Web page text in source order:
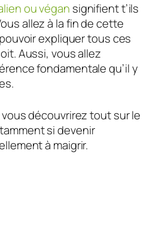
ou végan signifient t’ils
allez à la fin de cette
expliquer tous ces
Aussi, vous allez
fondamentale qu’il y
découvrirez tout sur le
si devenir
à maigrir.